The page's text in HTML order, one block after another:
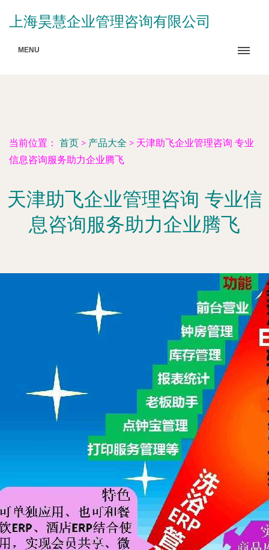
上海昊慧企业管理咨询有限公司
MENU
当前位置： 首页 > 产品大全 > 天津助飞企业管理咨询 专业
信息咨询服务助力企业腾飞
天津助飞企业管理咨询 专业信
息咨询服务助力企业腾飞